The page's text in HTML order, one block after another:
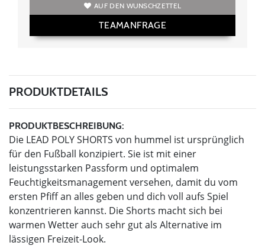
AUF DEN WUNSCHZETTEL
TEAMANFRAGE
PRODUKTDETAILS
PRODUKTBESCHREIBUNG:
Die LEAD POLY SHORTS von hummel ist ursprünglich
für den Fußball konzipiert. Sie ist mit einer
leistungsstarken Passform und optimalem
Feuchtigkeitsmanagement versehen, damit du vom
ersten Pfiff an alles geben und dich voll aufs Spiel
konzentrieren kannst. Die Shorts macht sich bei
warmen Wetter auch sehr gut als Alternative im
lässigen Freizeit-Look.